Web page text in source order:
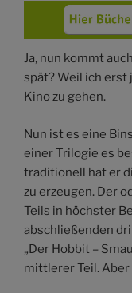
Ja, nun kommt
spät? Weil ich erst
Kino zu gehen.
Nun ist es eine
einer Trilogie es
traditionell hat er
zu erzeugen. Der
Teils in höchster
abschließenden
„Der Hobbit –
mittlerer Teil. Aber